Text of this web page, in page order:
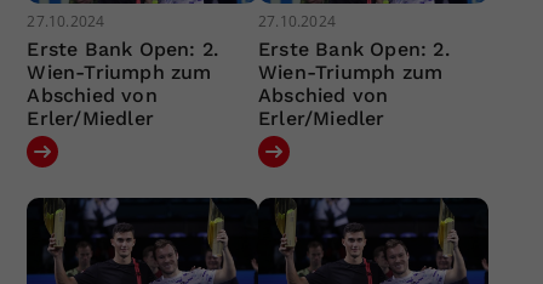
27.10.2024
Erste Bank Open: 2.
Wien-Triumph zum
Abschied von
Erler/Miedler
27.10.2024
Erste Bank Open: 2.
Wien-Triumph zum
Abschied von
Erler/Miedler